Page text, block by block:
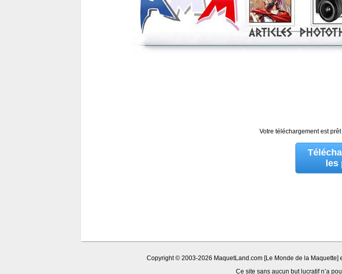
Votre téléchargement est
Copyright © 2003-2026 MaquetLand.com [Le Monde de la
Ce site sans aucun but lucratif n’a